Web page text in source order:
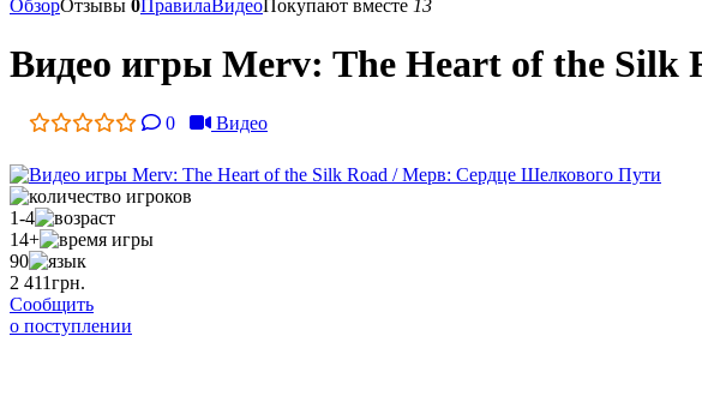
ОбзорОтзывы 0ПравилаВидеоПокупают вместе 13
Видео игры Merv: The Heart of the
0 Видео
1-4
14+
90
2 411грн.
Сообщить
о поступлении